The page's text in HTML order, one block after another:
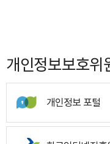
개인정보보호위
개인정보 포털